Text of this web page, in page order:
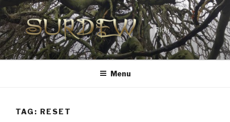
Przejdź
do
treści
Blog
Menu
TAG: RESET